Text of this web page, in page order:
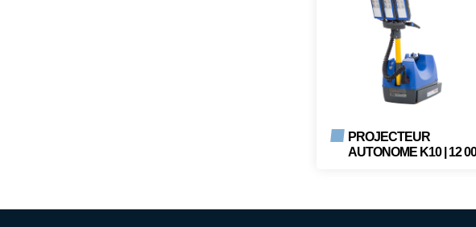
PROJECTEUR
AUTONOME K10 | 12